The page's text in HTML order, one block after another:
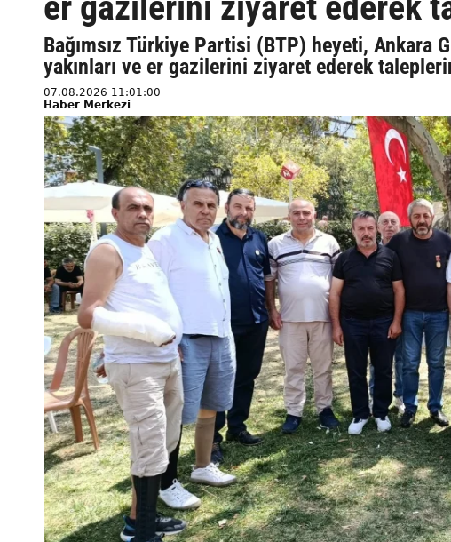
Bağımsız Türkiye Partisi (BTP) heyeti,
yakınları ve er gazilerini ziyaret ederek
07.08.2026 11:01:00
Haber Merkezi